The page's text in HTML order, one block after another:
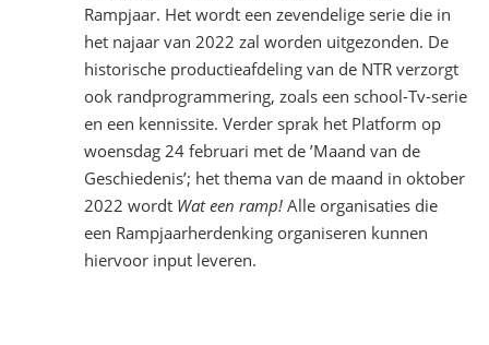
Rampjaar. Het wordt een zevendelige serie die in
het najaar van 2022 zal worden uitgezonden. De
historische productieafdeling van de NTR verzorgt
ook randprogrammering, zoals een school-Tv-serie
en een kennissite. Verder sprak het Platform op
woensdag 24 februari met de ’Maand van de
Geschiedenis’; het thema van de maand in oktober
2022 wordt Wat een ramp! Alle organisaties die
een Rampjaarherdenking organiseren kunnen
hiervoor input leveren.